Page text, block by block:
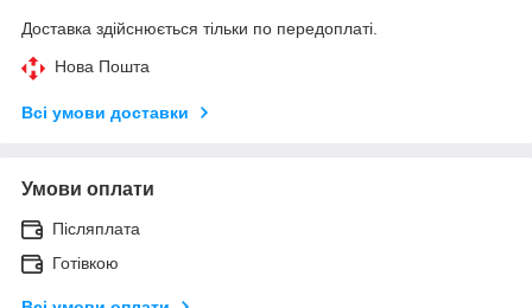
Доставка здійснюється тільки по передоплаті.
Нова Пошта
Всі умови доставки
Умови оплати
Післяплата
Готівкою